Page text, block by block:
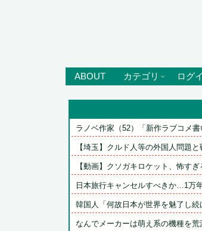
ABOUT カテゴリ ログ
ラノベ作家（52）「新作ラブコメ
【埼玉】クルド人等の外国人問題
【動画】クソガキロケット、怖す
日本旅行キャンセルすべきか…1万
韓国人「何故日本が世界を魅了し
なんでメーカーは萌え系の機種を